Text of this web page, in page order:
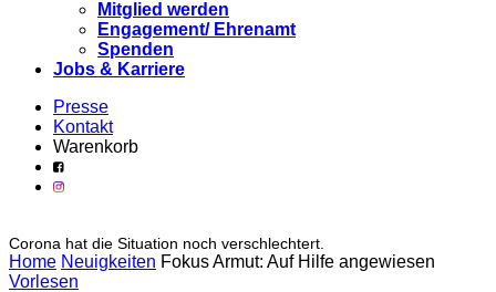
Mitglied werden
Engagement/ Ehrenamt
Spenden
Jobs & Karriere
Presse
Kontakt
Warenkorb
Corona hat die Situation noch verschlechtert.
Home Neuigkeiten Fokus Armut: Auf Hilfe angewiesen
Vorlesen